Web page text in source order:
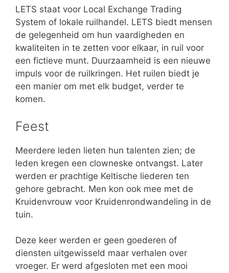
LETS staat voor Local Exchange Trading
System of lokale ruilhandel. LETS biedt mensen
de gelegenheid om hun vaardigheden en
kwaliteiten in te zetten voor elkaar, in ruil voor
een fictieve munt. Duurzaamheid is een nieuwe
impuls voor de ruilkringen. Het ruilen biedt je
een manier om met elk budget, verder te
komen.
Feest
Meerdere leden lieten hun talenten zien; de
leden kregen een clowneske ontvangst. Later
werden er prachtige Keltische liederen ten
gehore gebracht. Men kon ook mee met de
Kruidenvrouw voor Kruidenrondwandeling in de
tuin.
Deze keer werden er geen goederen of
diensten uitgewisseld maar verhalen over
vroeger. Er werd afgesloten met een mooi